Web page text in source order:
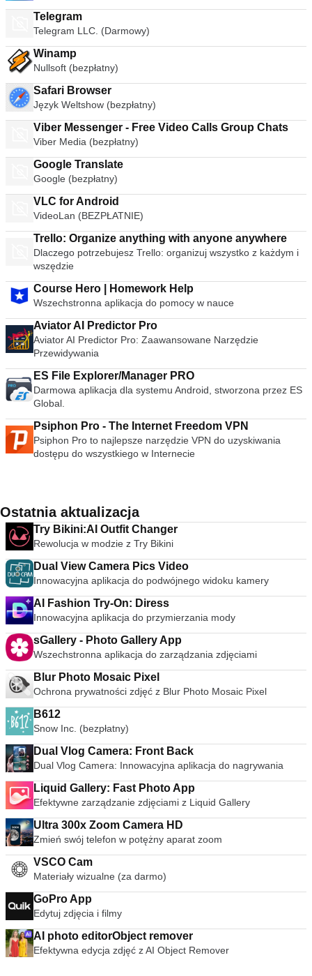
Telegram
Telegram LLC. (Darmowy)
Winamp
Nullsoft (bezpłatny)
Safari Browser
Język Weltshow (bezpłatny)
Viber Messenger - Free Video Calls Group Chats
Viber Media (bezpłatny)
Google Translate
Google (bezpłatny)
VLC for Android
VideoLan (BEZPŁATNIE)
Trello: Organize anything with anyone anywhere
Dlaczego potrzebujesz Trello: organizuj wszystko z każdym i
wszędzie
Course Hero | Homework Help
Wszechstronna aplikacja do pomocy w nauce
Aviator AI Predictor Pro
Aviator AI Predictor Pro: Zaawansowane Narzędzie
Przewidywania
ES File Explorer/Manager PRO
Darmowa aplikacja dla systemu Android, stworzona przez ES
Global.
Psiphon Pro - The Internet Freedom VPN
Psiphon Pro to najlepsze narzędzie VPN do uzyskiwania
dostępu do wszystkiego w Internecie
Ostatnia aktualizacja
Try Bikini:AI Outfit Changer
Rewolucja w modzie z Try Bikini
Dual View Camera Pics Video
Innowacyjna aplikacja do podwójnego widoku kamery
AI Fashion Try-On: Diress
Innowacyjna aplikacja do przymierzania mody
sGallery - Photo Gallery App
Wszechstronna aplikacja do zarządzania zdjęciami
Blur Photo Mosaic Pixel
Ochrona prywatności zdjęć z Blur Photo Mosaic Pixel
B612
Snow Inc. (bezpłatny)
Dual Vlog Camera: Front Back
Dual Vlog Camera: Innowacyjna aplikacja do nagrywania
Liquid Gallery: Fast Photo App
Efektywne zarządzanie zdjęciami z Liquid Gallery
Ultra 300x Zoom Camera HD
Zmień swój telefon w potężny aparat zoom
VSCO Cam
Materiały wizualne (za darmo)
GoPro App
Edytuj zdjęcia i filmy
AI photo editorObject remover
Efektywna edycja zdjęć z AI Object Remover